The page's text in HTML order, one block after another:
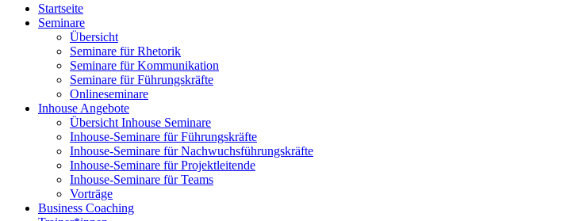
Startseite
Seminare
Übersicht
Seminare für Rhetorik
Seminare für Kommunikation
Seminare für Führungskräfte
Onlineseminare
Inhouse Angebote
Übersicht Inhouse Seminare
Inhouse-Seminare für Führungskräfte
Inhouse-Seminare für Nachwuchsführungskräfte
Inhouse-Seminare für Projektleitende
Inhouse-Seminare für Teams
Vorträge
Business Coaching